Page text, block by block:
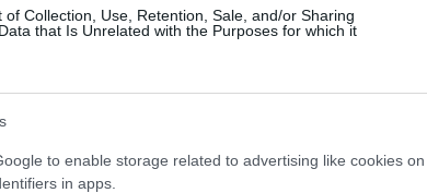
of Collection, Use, Retention, Sale, and/or Sharing
that Is Unrelated with the Purposes for which it
to enable storage related to advertising like cookies on
in apps.